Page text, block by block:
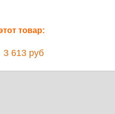
товар:
613 руб